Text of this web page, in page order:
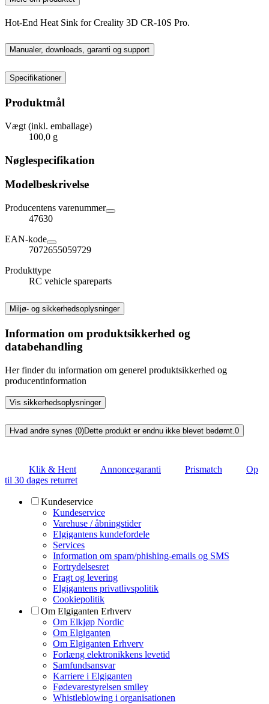
Hot-End Heat Sink for Creality 3D CR-10S Pro.
Manualer, downloads, garanti og support
Specifikationer
Produktmål
Vægt (inkl. emballage)
100,0 g
Nøglespecifikation
Modelbeskrivelse
Producentens varenummer
47630
EAN-kode
7072655059729
Produkttype
RC vehicle spareparts
Miljø- og sikkerhedsoplysninger
Information om produktsikkerhed og
databehandling
Her finder du information om generel produktsikkerhed og
producentinformation
Vis sikkerhedsoplysninger
Hvad andre synes (0)Dette produkt er endnu ikke blevet bedømt. 0
Klik & Hent Annoncegaranti Prismatch
Op
til 30 dages returret
Kundeservice
Kundeservice
Varehuse / åbningstider
Elgigantens kundefordele
Services
Information om spam/phishing-emails og SMS
Fortrydelsesret
Fragt og levering
Elgigantens privatlivspolitik
Cookiepolitik
Om Elgiganten Erhverv
Om Elkjøp Nordic
Om Elgiganten
Om Elgiganten Erhverv
Forlæng elektronikkens levetid
Samfundsansvar
Karriere i Elgiganten
Fødevarestyrelsen smiley
Whistleblowing i organisationen